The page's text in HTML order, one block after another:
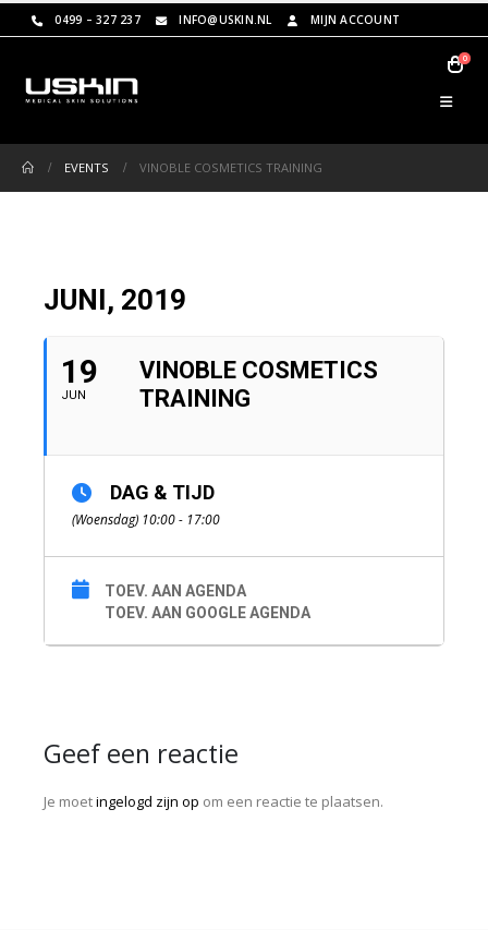
0499 – 327 237 INFO@USKIN.NL MIJN ACCOUNT
0
EVENTS VINOBLE COSMETICS TRAINING
JUNI, 2019
19
JUN
VINOBLE COSMETICS
TRAINING
DAG & TIJD
(Woensdag) 10:00 - 17:00
TOEV. AAN AGENDA
TOEV. AAN GOOGLE AGENDA
Geef een reactie
Je moetingelogd zijn op om een reactie te plaatsen.